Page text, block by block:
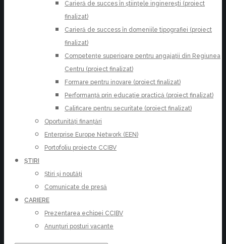
Carieră de succes în științele inginerești (proiect
finalizat)
Carieră de success în domeniile tipografiei (proiect
finalizat)
Competențe superioare pentru angajații din Regiunea
Centru (proiect finalizat)
Formare pentru inovare (proiect finalizat)
Performanță prin educație practică (proiect finalizat)
Calificare pentru securitate (proiect finalizat)
Oportunități finanțări
Enterprise Europe Network (EEN)
Portofoliu proiecte CCIBV
ȘTIRI
Știri și noutăți
Comunicate de presă
CARIERE
Prezentarea echipei CCIBV
Anunțuri posturi vacante